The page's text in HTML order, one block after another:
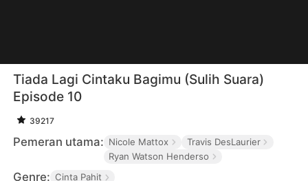
Tiada Lagi Cintaku Bagimu (Sulih Suara)
Episode 10
39217
Pemeran utama: Nicole Mattox
Travis DesLaurier
Ryan Watson Henderso
Genre: Cinta Pahit